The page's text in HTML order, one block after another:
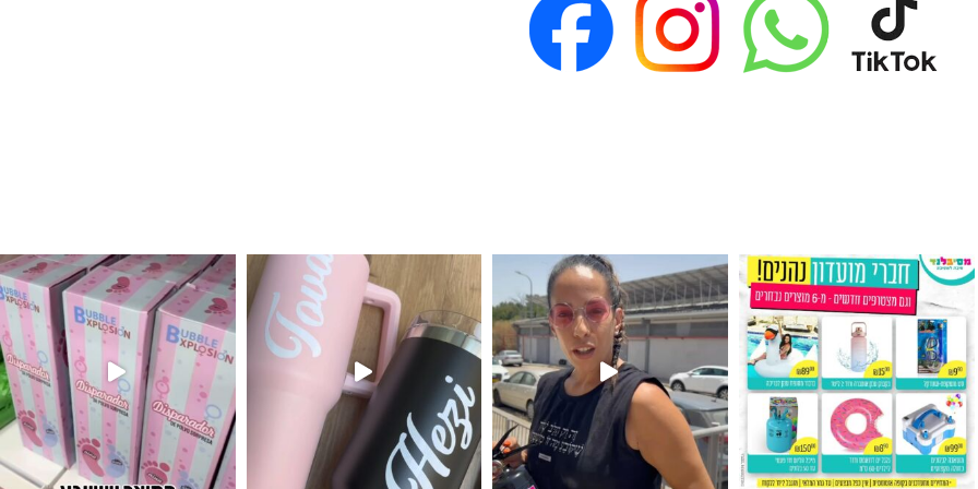
מין העובר רק במסיבלנד !! קיים
כוס נירוסטה ענקית שכול אחד צריך! קיימת באתר ובסניהמוצר הכי מבוקש שלנו מטף לגילוי מין העובר חזר למלא